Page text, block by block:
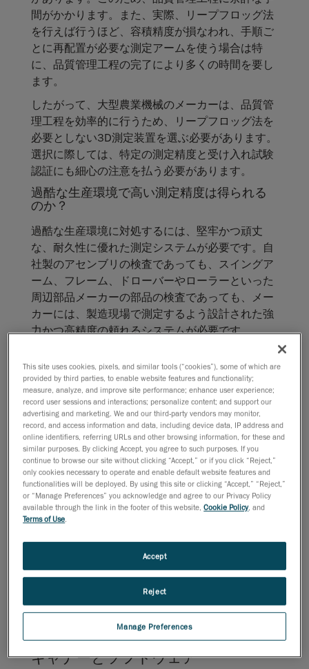
間がかかります。また、実際、リープフロッグ法
を行えば行うほど、容積精度が損なわれ、手順ご
とに再配置が必要な測定アームを使う場合は特
に、品質管理工程の完了により多くの時間を要し
ます。
したがって、大型農業機械のメーカーは、品質管
理工程を効率的に行うため、リープフロッグ法を
必要としない3D測定装置を選ぶ必要があります。
選択に際しては、特定の測定精度と受け入れ試験
認証にも細心の注意を払う必要があります。
過酷な生産環境で高い測定精度は得られる
のか？
過酷な生産環境に対処するには、堅牢かつ頑丈
な、耐久性に優れた測定システムが必要です。自
社製のアセンブリの検査であっても、スイングア
ーム、フレーム、ドローバーやローラーといった
周辺部品メーカーの部品の検査であっても、メー
カーには、製造現場で測定するよう設計された強
力かつ高精度の頼れるシステムが必要です。
高品質基準も維持することは可能か？
古い測定システムの修理が高くつき、測定スピー
ドも落ちて、チームの仕事量をこなす能力が抑え
られてしまうようになったら、よりふさわしい3D
測定システムを探すときです。
しかし、使い慣れたシステムを見限ることに二の
足を踏むメーカーもあります。また、必要な顧客
サービスを受けられるか定かでない場合に新たな
技術に投資することをためらうメーカーもありま
を得られるよう、移行プロセスを通してサポート
する体制を整えています。
そこで頼りになるのが、Creaformです。
ソリューション：高精度かつ高速
で、汎用性に優れ、使いやすい3Dス
キャナーとソフトウェア
This site uses cookies, pixels, and similar tools (“cookies”), some of which are
provided by third parties, to enable website features and functionality;
measure, analyze, and improve site performance; enhance user experience;
record user sessions and interactions; personalize content; and support our
advertising and marketing. We and our third-party vendors may monitor,
record, and access information and data, including device data, IP address and
online identifiers, referring URLs and other browsing information, for these and
similar purposes. By clicking Accept, you agree to such purposes. If you
continue to browse our site without clicking “Accept,” or if you click “Reject,”
only cookies necessary to operate and enable default website features and
functionalities will be deployed. By using this site or clicking “Accept,” “Reject,”
or “Manage Preferences” you acknowledge and agree to our Privacy Policy
available through the link in the footer of this website,Cookie Policy, and
Terms of Use.
Manage Preferences
Reject
Accept